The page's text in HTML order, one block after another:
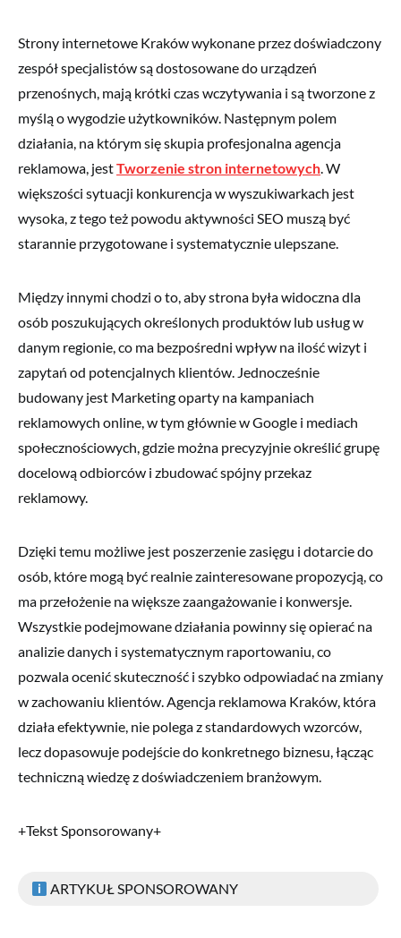
Strony internetowe Kraków wykonane przez doświadczony
zespół specjalistów są dostosowane do urządzeń
przenośnych, mają krótki czas wczytywania i są tworzone z
myślą o wygodzie użytkowników. Następnym polem
działania, na którym się skupia profesjonalna agencja
reklamowa, jestTworzenie stron internetowych. W
większości sytuacji konkurencja w wyszukiwarkach jest
wysoka, z tego też powodu aktywności SEO muszą być
starannie przygotowane i systematycznie ulepszane.
Między innymi chodzi o to, aby strona była widoczna dla
osób poszukujących określonych produktów lub usług w
danym regionie, co ma bezpośredni wpływ na ilość wizyt i
zapytań od potencjalnych klientów. Jednocześnie
budowany jest Marketing oparty na kampaniach
reklamowych online, w tym głównie w Google i mediach
społecznościowych, gdzie można precyzyjnie określić grupę
docelową odbiorców i zbudować spójny przekaz
reklamowy.
Dzięki temu możliwe jest poszerzenie zasięgu i dotarcie do
osób, które mogą być realnie zainteresowane propozycją, co
ma przełożenie na większe zaangażowanie i konwersje.
Wszystkie podejmowane działania powinny się opierać na
analizie danych i systematycznym raportowaniu, co
pozwala ocenić skuteczność i szybko odpowiadać na zmiany
w zachowaniu klientów. Agencja reklamowa Kraków, która
działa efektywnie, nie polega z standardowych wzorców,
lecz dopasowuje podejście do konkretnego biznesu, łącząc
techniczną wiedzę z doświadczeniem branżowym.
+Tekst Sponsorowany+
ARTYKUŁ SPONSOROWANY